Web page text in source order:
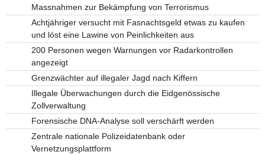
Massnahmen zur Bekämpfung von Terrorismus
Achtjähriger versucht mit Fasnachtsgeld etwas zu kaufen
und löst eine Lawine von Peinlichkeiten aus
200 Personen wegen Warnungen vor Radarkontrollen
angezeigt
Grenzwächter auf illegaler Jagd nach Kiffern
Illegale Überwachungen durch die Eidgenössische
Zollverwaltung
Forensische DNA-Analyse soll verschärft werden
Zentrale nationale Polizeidatenbank oder
Vernetzungsplattform